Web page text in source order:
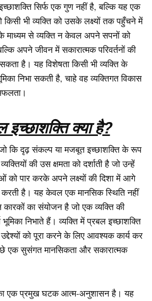
सिर्फ एक गुण नहीं है, बल्कि यह एक
भी व्यक्ति को उसके लक्ष्यों तक पहुँचने में
माध्यम से व्यक्ति न केवल अपने सपनों को
अपने जीवन में सकारात्मक परिवर्तनों की
है। यह विशेषता किसी भी व्यक्ति के
निभा सकती है, चाहे वह व्यक्तिगत विकास
इच्छाशक्ति क्या है?
कि दृढ़ संकल्प या मजबूत इच्छाशक्ति के रूप
की उस क्षमता को दर्शाती है जो उन्हें
को पार करके अपने लक्ष्यों की दिशा में आगे
है। यह केवल एक मानसिक स्थिति नहीं
कारकों का संयोजन है जो एक व्यक्ति की
निभाते हैं। व्यक्ति में प्रबल इच्छाशक्ति
उद्देश्यों को पूरा करने के लिए आवश्यक कार्य कर
एक सुसंगत मानसिकता और सकारात्मक
एक प्रमुख घटक आत्म-अनुशासन है। यह